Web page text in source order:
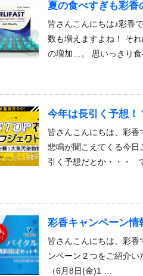
夏の食べすぎも彩香
皆さんこんにちは♪彩香
数も増えますよね！ そ
の増加…。 思いっきり食
今年は長引く予想！
皆さんこんにちは、彩
悲鳴が聞こえてくる今
引く予想だとか・・・
彩香キャンペーン情
皆さんこんにちは、彩香
ンペーン２つをご紹介
（6月8日(金)1 …